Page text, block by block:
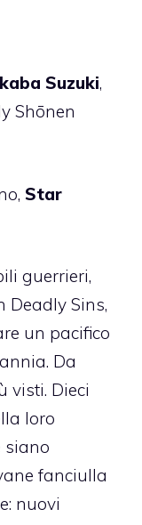
Suzuki,
Shōnen
Star
guerrieri,
Deadly Sins,
un pacifico
Da
visti. Dieci
loro
siano
fanciulla
nuovi